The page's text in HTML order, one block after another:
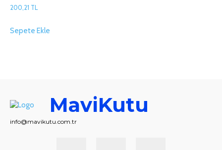
200,21 TL
Sepete Ekle
MaviKutu
info@mavikutu.com.tr